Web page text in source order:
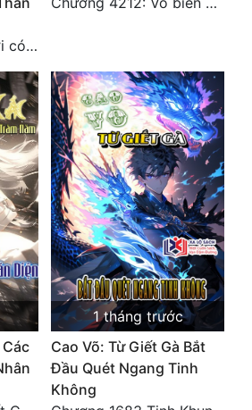
Chương 2429 Ngươi có tuệ nhãn? Ta có...
1 tháng trước
Cao Võ: Từ Giết Gà Bắt
Đầu Quét Ngang Tinh
Không